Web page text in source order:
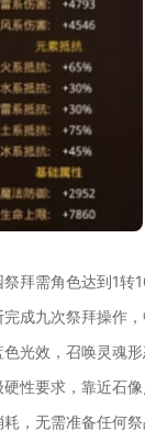
拜需角色达到1转
成九次祭拜操作
光效，召唤灵魂
性要求，靠近石
，无需准备任何